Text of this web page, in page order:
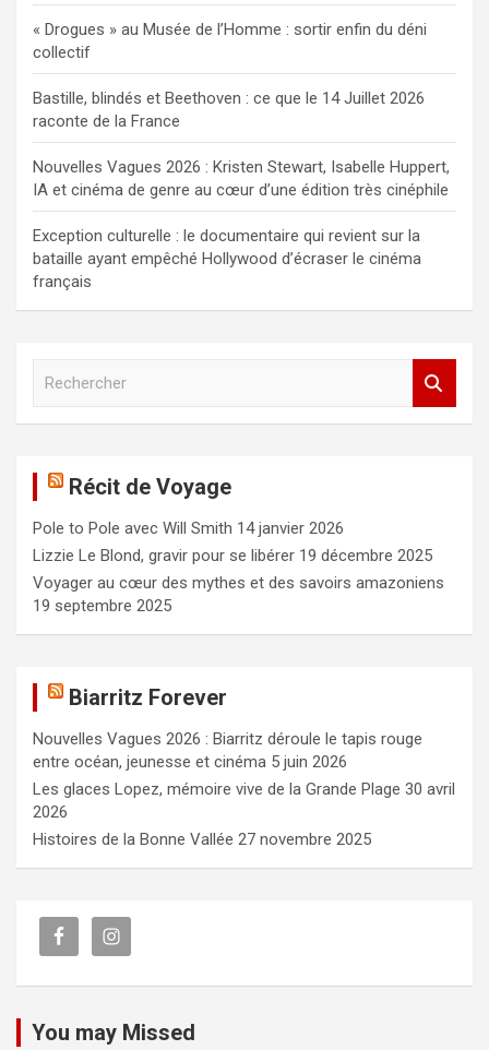
« Drogues » au Musée de l’Homme : sortir enfin du déni
collectif
Bastille, blindés et Beethoven : ce que le 14 Juillet 2026
raconte de la France
Nouvelles Vagues 2026 : Kristen Stewart, Isabelle Huppert,
IA et cinéma de genre au cœur d’une édition très cinéphile
Exception culturelle : le documentaire qui revient sur la
bataille ayant empêché Hollywood d’écraser le cinéma
français
h
e
r
Récit de Voyage
Pole to Pole avec Will Smith 14 janvier 2026
Lizzie Le Blond, gravir pour se libérer 19 décembre 2025
Voyager au cœur des mythes et des savoirs amazoniens
19 septembre 2025
Biarritz Forever
Nouvelles Vagues 2026 : Biarritz déroule le tapis rouge
entre océan, jeunesse et cinéma 5 juin 2026
Les glaces Lopez, mémoire vive de la Grande Plage 30 avril
2026
Histoires de la Bonne Vallée 27 novembre 2025
You may Missed